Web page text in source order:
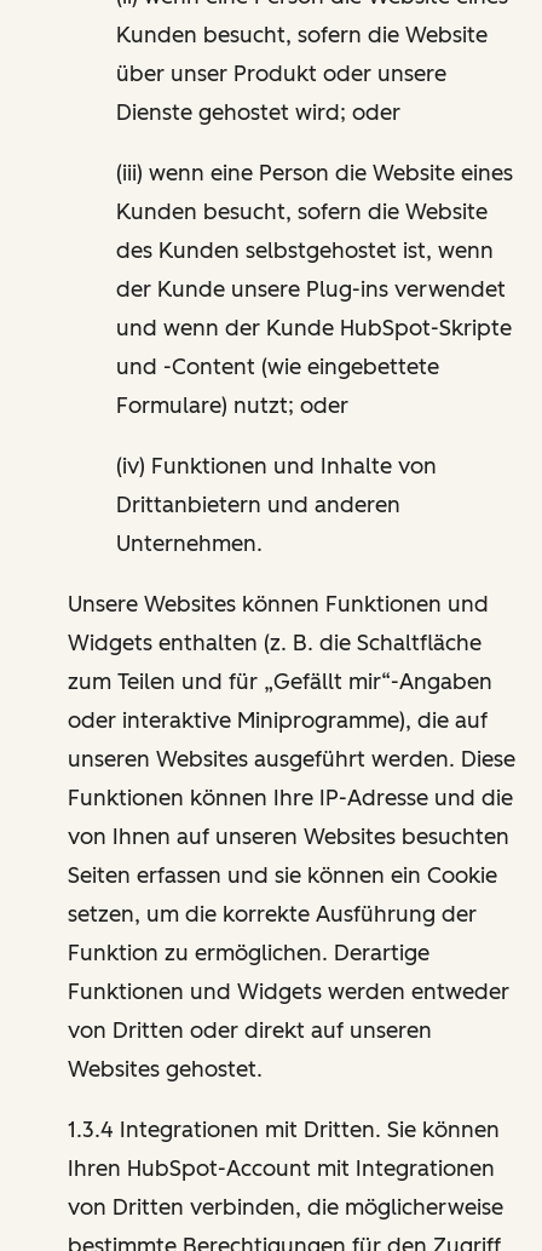
Kunden besucht, sofern die Website
über unser Produkt oder unsere
Dienste gehostet wird; oder
(iii) wenn eine Person die Website eines
Kunden besucht, sofern die Website
des Kunden selbstgehostet ist, wenn
der Kunde unsere Plug-ins verwendet
und wenn der Kunde HubSpot-Skripte
und -Content (wie eingebettete
Formulare) nutzt; oder
(iv) Funktionen und Inhalte von
Drittanbietern und anderen
Unternehmen.
Unsere Websites können Funktionen und
Widgets enthalten (z. B. die Schaltfläche
zum Teilen und für „Gefällt mir“-Angaben
oder interaktive Miniprogramme), die auf
unseren Websites ausgeführt werden. Diese
Funktionen können Ihre IP-Adresse und die
von Ihnen auf unseren Websites besuchten
Seiten erfassen und sie können ein Cookie
setzen, um die korrekte Ausführung der
Funktion zu ermöglichen. Derartige
Funktionen und Widgets werden entweder
von Dritten oder direkt auf unseren
Websites gehostet.
1.3.4 Integrationen mit Dritten. Sie können
Ihren HubSpot-Account mit Integrationen
von Dritten verbinden, die möglicherweise